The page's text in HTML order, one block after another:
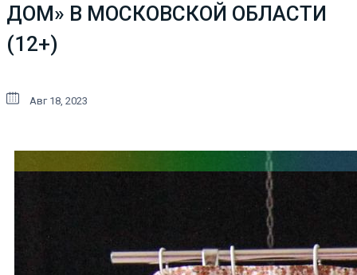
ДОМ» В МОСКОВСКОЙ ОБЛАСТИ
(12+)
Авг 18, 2023